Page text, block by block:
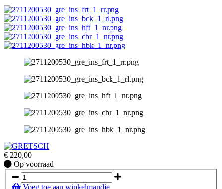
€ 220,00
Op
voorraad
Op voorraad
Voeg toe aan winkelmandje